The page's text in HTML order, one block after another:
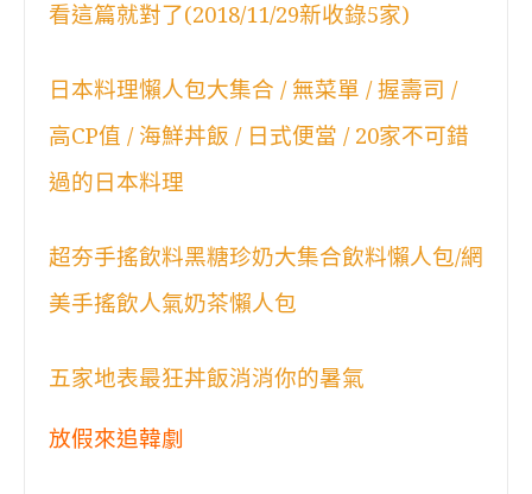
看這篇就對了(2018/11/29新收錄5家)
日本料理懶人包大集合 / 無菜單 / 握壽司 /
高CP值 / 海鮮丼飯 / 日式便當 / 20家不可錯
過的日本料理
超夯手搖飲料黑糖珍奶大集合飲料懶人包/網
美手搖飲人氣奶茶懶人包
五家地表最狂丼飯消消你的暑氣
放假來追韓劇